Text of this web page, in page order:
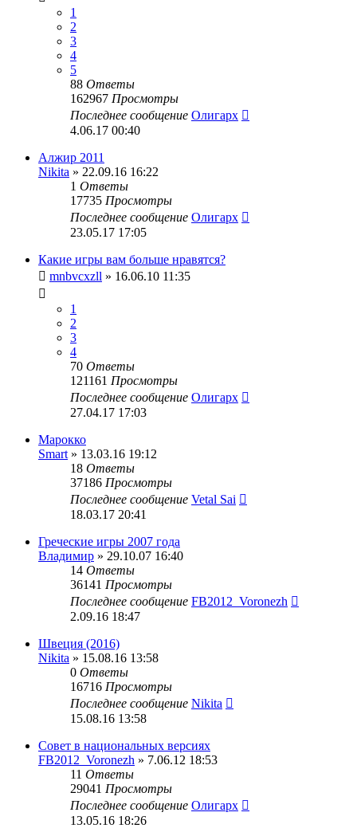
1
2
3
4
5
88 Ответы
162967 Просмотры
Последнее сообщение Олигарх
4.06.17 00:40
Алжир 2011
Nikita » 22.09.16 16:22
1 Ответы
17735 Просмотры
Последнее сообщение Олигарх
23.05.17 17:05
Какие игры вам больше нравятся?
mnbvcxzll » 16.06.10 11:35
1
2
3
4
70 Ответы
121161 Просмотры
Последнее сообщение Олигарх
27.04.17 17:03
Марокко
Smart » 13.03.16 19:12
18 Ответы
37186 Просмотры
Последнее сообщение Vetal Sai
18.03.17 20:41
Греческие игры 2007 года
Владимир » 29.10.07 16:40
14 Ответы
36141 Просмотры
Последнее сообщение FB2012_Voronezh
2.09.16 18:47
Швеция (2016)
Nikita » 15.08.16 13:58
0 Ответы
16716 Просмотры
Последнее сообщение Nikita
15.08.16 13:58
Совет в национальных версиях
FB2012_Voronezh » 7.06.12 18:53
11 Ответы
29041 Просмотры
Последнее сообщение Олигарх
13.05.16 18:26